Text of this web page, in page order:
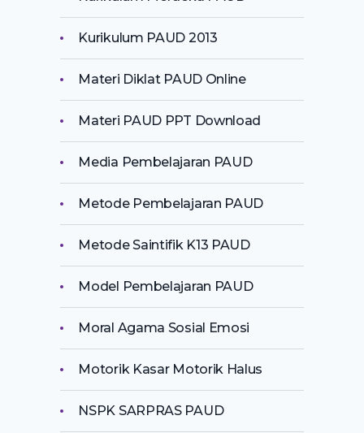
Kurikulum PAUD 2013
Materi Diklat PAUD Online
Materi PAUD PPT Download
Media Pembelajaran PAUD
Metode Pembelajaran PAUD
Metode Saintifik K13 PAUD
Model Pembelajaran PAUD
Moral Agama Sosial Emosi
Motorik Kasar Motorik Halus
NSPK SARPRAS PAUD